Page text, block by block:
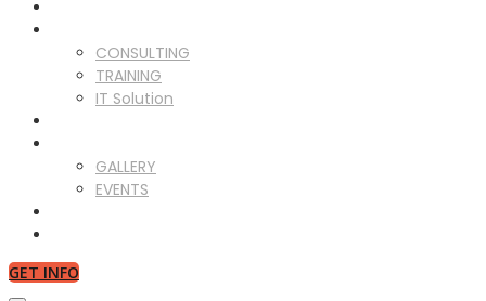
CONSULTING
TRAINING
IT Solution
GALLERY
EVENTS
GET INFO